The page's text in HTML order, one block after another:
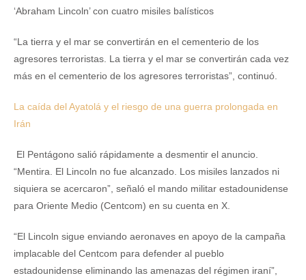
‘Abraham Lincoln’ con cuatro misiles balísticos
“La tierra y el mar se convertirán en el cementerio de los
agresores terroristas. La tierra y el mar se convertirán cada vez
más en el cementerio de los agresores terroristas”, continuó.
La caída del Ayatolá y el riesgo de una guerra prolongada en
Irán
El Pentágono salió rápidamente a desmentir el anuncio.
“Mentira. El Lincoln no fue alcanzado. Los misiles lanzados ni
siquiera se acercaron”, señaló el mando militar estadounidense
para Oriente Medio (Centcom) en su cuenta en X.
“El Lincoln sigue enviando aeronaves en apoyo de la campaña
implacable del Centcom para defender al pueblo
estadounidense eliminando las amenazas del régimen iraní”,